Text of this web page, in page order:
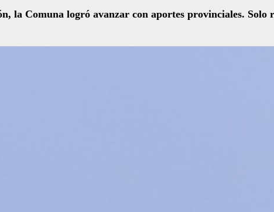
la Comuna logró avanzar con aportes provinciales.